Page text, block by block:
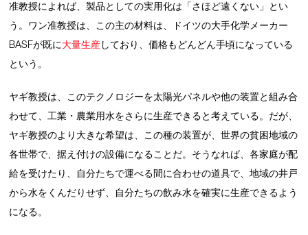
准教授によれば、製品としての実用化は「さほど遠くない」とい
う。ワン准教授は、この主の材料は、ドイツの大手化学メーカー
BASFが既に大量生産しており、価格もどんどん手頃になっている
という。
ヤギ教授は、このテクノロジーを太陽光パネルや他の装置と組み合
わせて、工業・農業用水をさらに生産できると考えている。だが、
ヤギ教授のより大きな希望は、この種の装置が、世界の貧困地域の
各世帯で、据え付けの設備になることだ。そうなれば、各家庭が配
給を受けたり、自分たちで運べる間に合わせの道具で、地域の井戸
から水をくんだりせず、自分たちの飲み水を確実に生産できるよう
になる。